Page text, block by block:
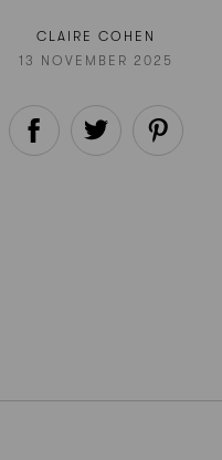
CLAIRE COHEN
13 NOVEMBER 2025